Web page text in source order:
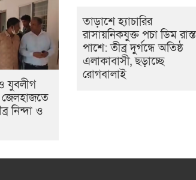
যুবলীগ
নিন্দা ও
তাড়াশে হ্যাচারির
রাসায়নিকযুক্ত পচা ডিম
পাশে: তীব্র দুর্গন্ধে অতিষ্ঠ
এলাকাবাসী, ছড়াচ্ছে
রোগবালাই